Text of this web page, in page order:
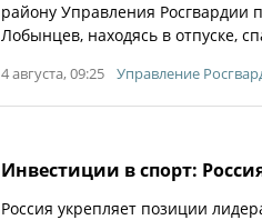
району Управления
Лобынцев, находясь в отпуске,
4 августа, 09:25 Управление
Инвестиции в спорт:
Россия укрепляет позиции